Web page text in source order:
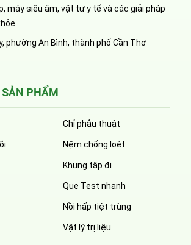
máy siêu âm, vật tư y tế và các giải pháp
phường An Bình, thành phố Cần Thơ
PHẨM
Chỉ phẫu thuật
Nệm chống loét
Khung tập đi
Que Test nhanh
Nồi hấp tiệt trùng
Vật lý trị liệu